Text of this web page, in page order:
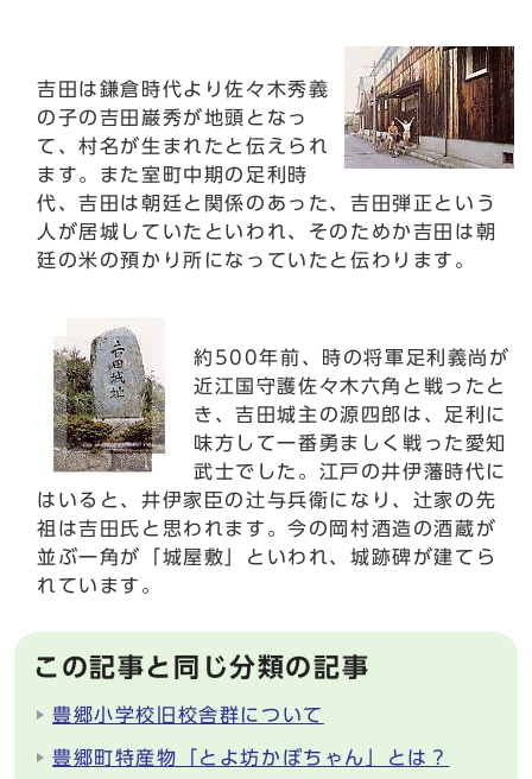
吉田は鎌倉時代より佐々木秀義
の子の吉田巌秀が地頭となっ
て、村名が生まれたと伝えられ
ます。また室町中期の足利時
代、吉田は朝廷と関係のあった、吉田弾正という
人が居城していたといわれ、そのためか吉田は朝
廷の米の預かり所になっていたと伝わります。
約500年前、時の将軍足利義尚が
近江国守護佐々木六角と戦ったと
き、吉田城主の源四郎は、足利に
味方して一番勇ましく戦った愛知
武士でした。江戸の井伊藩時代に
はいると、井伊家臣の辻与兵衛になり、辻家の先
祖は吉田氏と思われます。今の岡村酒造の酒蔵が
並ぶ一角が「城屋敷」といわれ、城跡碑が建てら
れています。
この記事と同じ分類の記事
豊郷小学校旧校舎群について
豊郷町特産物「とよ坊かぼちゃん」とは？